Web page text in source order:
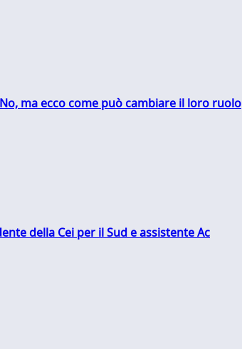
ma ecco come può cambiare il loro ruolo
della Cei per il Sud e assistente Ac